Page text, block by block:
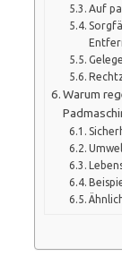
Auf
Warum